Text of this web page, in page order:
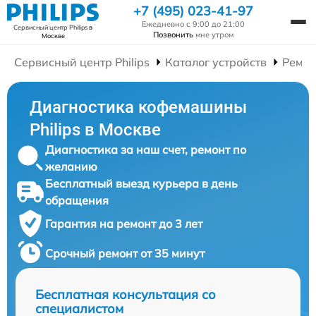
Сервисный центр Philipsв
Москве
+7 (495) 023-41-97
Ежедневно с 9:00 до 21:00
Позвонить мне утром
Сервисный центр Philips Каталог устройств
Диагностика кофемашины
Philips в Москве
Диагностика за наш счет, ремонт по
желанию
Бесплатный выезд курьера в день
обращения
Гарантия на ремонт до 3 лет
Срочный ремонт от 35 минут
Бесплатная консультация со
специалистом